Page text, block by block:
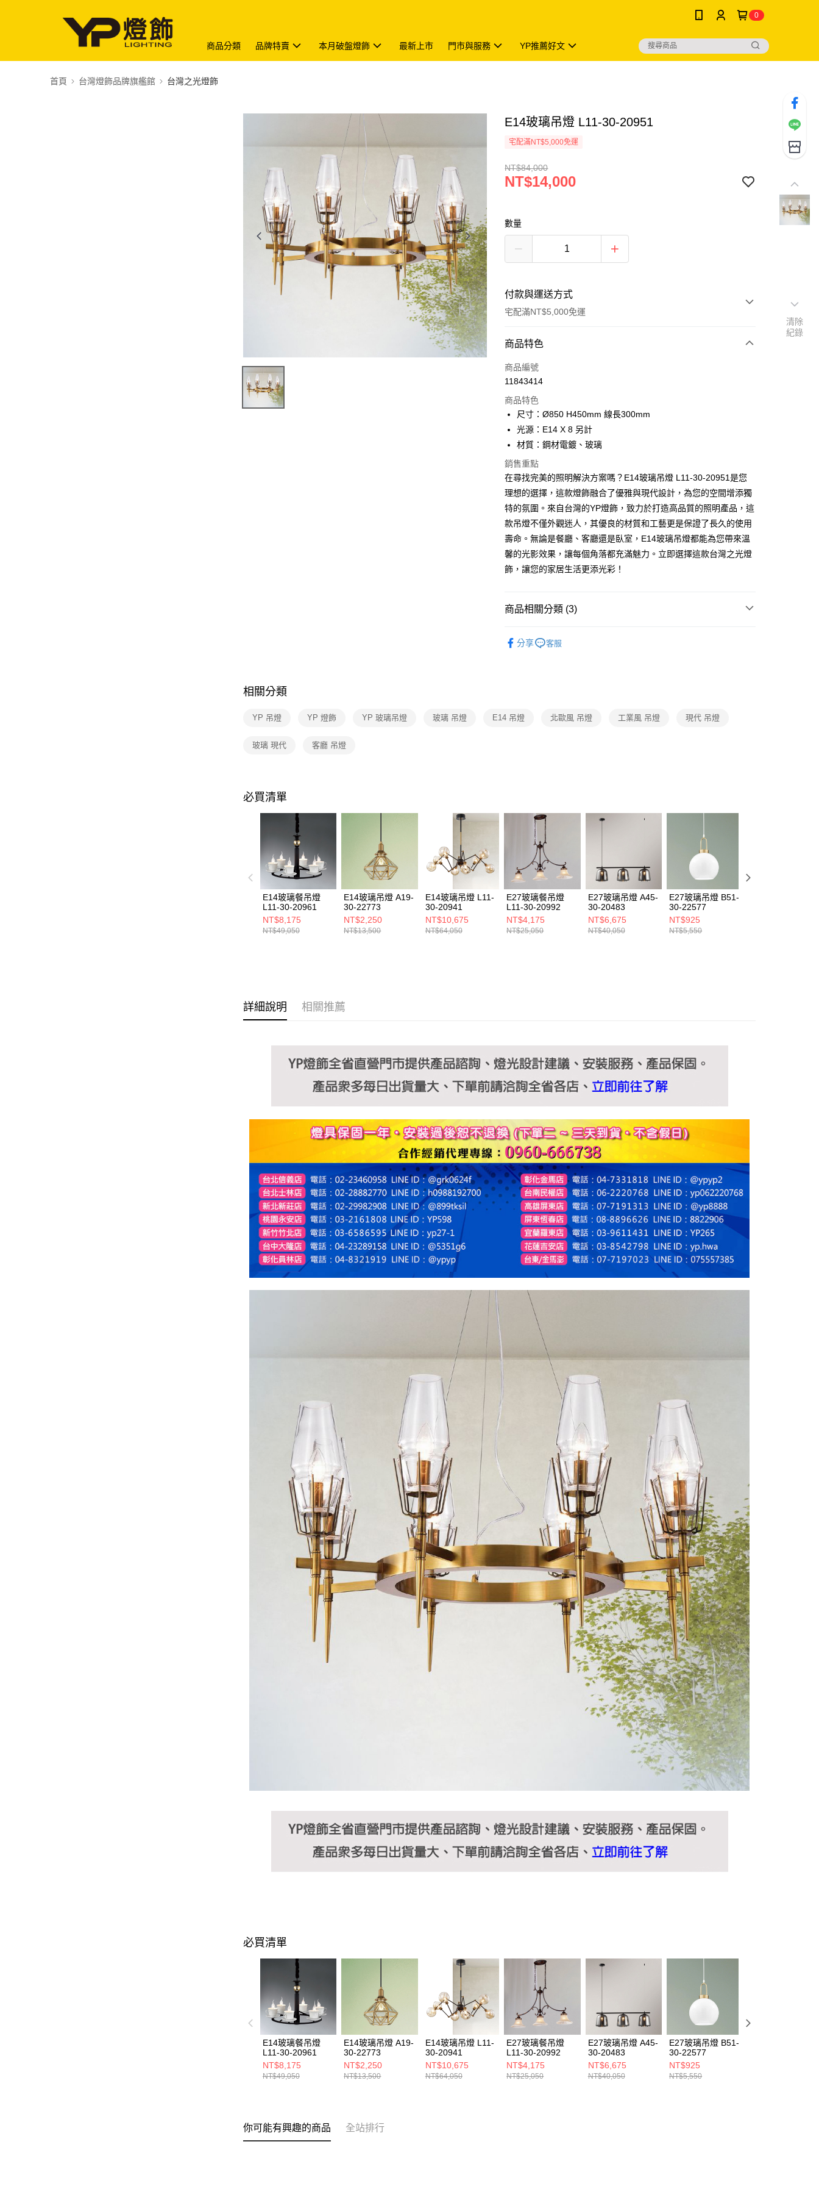
0
商品分類 品牌特賣 本月破盤燈飾 最新上市 門市與服務 YP推薦好文
首頁 台灣燈飾品牌旗艦館 台灣之光燈飾
E14玻璃吊燈 L11-30-20951
宅配滿NT$5,000免運
NT$84,000
NT$14,000
數量
付款與運送方式
宅配滿NT$5,000免運
付款方式
信用卡一次付款
Apple Pay
街口支付
Google Pay
AFTEE先享後付
相關說明
【關於「AFTEE先享後付」】
AFTEE先享後付是「在收到商品之後才付款」的支付方式。 讓您購物簡單
便利好安心！
３．安心：先確認商品／服務後，再付款。
１．於結帳方式選擇「AFTEE先享後付」後，將跳轉至「AFTEE先享後
付」結帳頁面，進行簡訊認證並確認金額後，即可完成結帳。
先享後付繳納相關費用。
２．關於個人資料處理事宜，請瀏覽以下網址：
https://aftee.tw/terms/#terms3
３．未成年的使用者請事先徵得法定代理人或監護人之同意方可使用
「AFTEE先享後付」，若未經同意申辦者引起之損失，本公司不負相關責
４．使用「AFTEE先享後付」時，將依據個別帳號之用戶狀況，依本公司
即時審查核予不同之上限額度；若仍有額度不足之情形，本公司將視審查
結果請求用戶進行身份認證。
５．嚴禁一人註冊多個帳號或使用他人資訊註冊。若發現惡意使用之情
形，恩沛科技股份有限公司將有權停止該用戶之使用額度並採取法律行
動。
ATM付款
每筆NT$180，滿NT$5,000(含以上)免運費
商品特色
商品編號
11843414
商品特色
尺寸：Ø850 H450mm 線長300mm
光源：E14 X 8 另計
材質：鋼材電鍍、玻璃
銷售重點
在尋找完美的照明解決方案嗎？E14玻璃吊燈 L11-30-20951是您
理想的選擇，這款燈飾融合了優雅與現代設計，為您的空間增添獨
特的氛圍。來自台灣的YP燈飾，致力於打造高品質的照明產品，這
款吊燈不僅外觀迷人，其優良的材質和工藝更是保證了長久的使用
壽命。無論是餐廳、客廳還是臥室，E14玻璃吊燈都能為您帶來溫
馨的光影效果，讓每個角落都充滿魅力。立即選擇這款台灣之光燈
飾，讓您的家居生活更添光彩！
商品相關分類 (3)
分享 客服
相關分類
YP 吊燈 YP 燈飾 YP 玻璃吊燈 玻璃 吊燈 E14 吊燈 北歐風 吊燈 工業風 吊燈 現代 吊燈
玻璃 現代 客廳 吊燈
必買清單
E14玻璃餐吊燈
L11-30-20961
NT$8,175
NT$49,050
E14玻璃吊燈 A19-
30-22773
NT$2,250
NT$13,500
E14玻璃吊燈 L11-
30-20941
NT$10,675
NT$64,050
E27玻璃餐吊燈
L11-30-20992
NT$4,175
NT$25,050
E27玻璃吊燈 A45-
30-20483
NT$6,675
NT$40,050
E27玻璃吊燈 B51-
30-22577
NT$925
NT$5,550
詳細說明 相關推薦
必買清單
E14玻璃餐吊燈
L11-30-20961
NT$8,175
NT$49,050
E14玻璃吊燈 A19-
30-22773
NT$2,250
NT$13,500
E14玻璃吊燈 L11-
30-20941
NT$10,675
NT$64,050
E27玻璃餐吊燈
L11-30-20992
NT$4,175
NT$25,050
E27玻璃吊燈 A45-
30-20483
NT$6,675
NT$40,050
E27玻璃吊燈 B51-
30-22577
NT$925
NT$5,550
你可能有興趣的商品 全站排行
清除
紀錄